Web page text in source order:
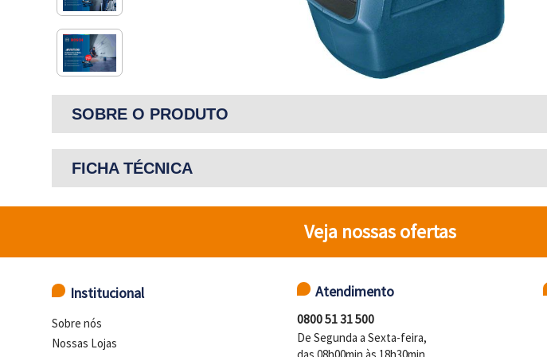
SOBRE O PRODUTO
FICHA TÉCNICA
Veja nossas ofertas
Institucional
Sobre nós
Nossas Lojas
Atendimento
0800 51 31 500
De Segunda a Sexta-feira,